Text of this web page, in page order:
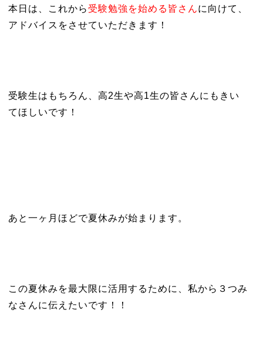
本日は、これから 受験勉強を始める皆さんに向けて、
アドバイスをさせていただきます！
受験生はもちろん、高2生や高1生の皆さんにもきい
てほしいです！
あと一ヶ月ほどで夏休みが始まります。
この夏休みを最大限に活用するために、私から３つみ
なさんに伝えたいです！！